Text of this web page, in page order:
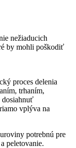
nežiaducich
by mohli poškodiť
proces delenia
trhaním,
dosiahnuť
vplýva na
potrebnú pre
peletovanie.